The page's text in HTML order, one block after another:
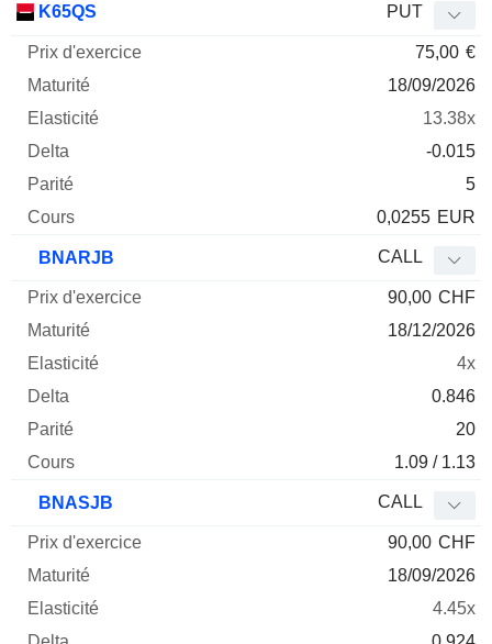
K65QS PUT
75,00 €
18/09/2026
13.38x
-0.015
5
0,0255 EUR
BNARJB CALL
90,00 CHF
18/12/2026
4x
0.846
20
1.09 / 1.13
BNASJB CALL
90,00 CHF
18/09/2026
4.45x